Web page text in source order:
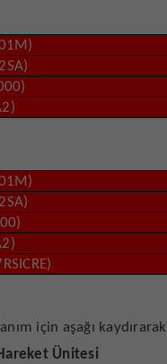
için aşağı
Ünitesi